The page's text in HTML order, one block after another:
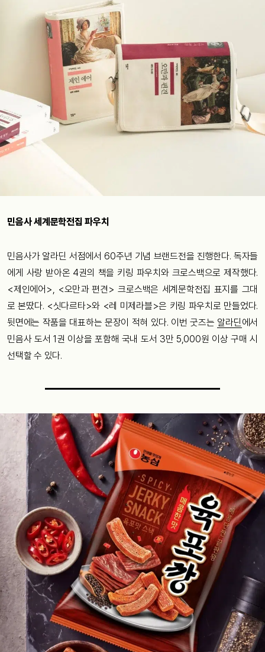
민음사 세계문학전집 파우치
민음사가 알라딘 서점에서 60주년 기념 브랜드전을 진행한다. 독자들
에게 사랑 받아온 4권의 책을 키링 파우치와 크로스백으로 제작했다.
<제인에어>, <오만과 편견> 크로스백은 세계문학전집 표지를 그대
로 본땄다. <싯다르타>와 <레 미제라블>은 키링 파우치로 만들었다.
뒷면에는 작품을 대표하는 문장이 적혀 있다. 이번 굿즈는 알라딘 에서
민음사 도서 1권 이상을 포함해 국내 도서 3만 5,000원 이상 구매 시
선택할 수 있다.